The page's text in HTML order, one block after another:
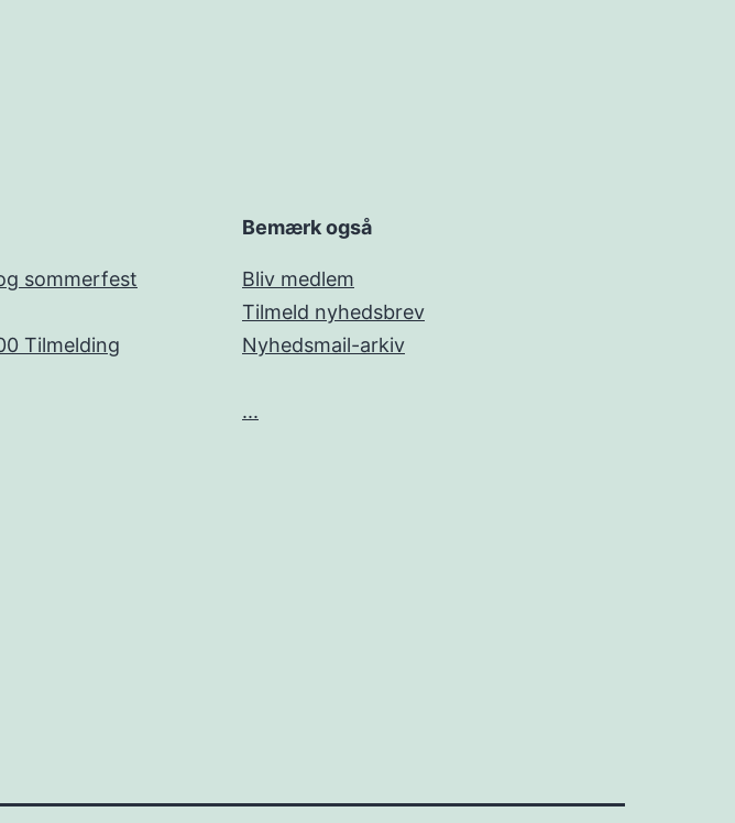
sommerfest
Tilmelding
Bemærk også
Bliv medlem
Tilmeld nyhedsbrev
Nyhedsmail-arkiv
...